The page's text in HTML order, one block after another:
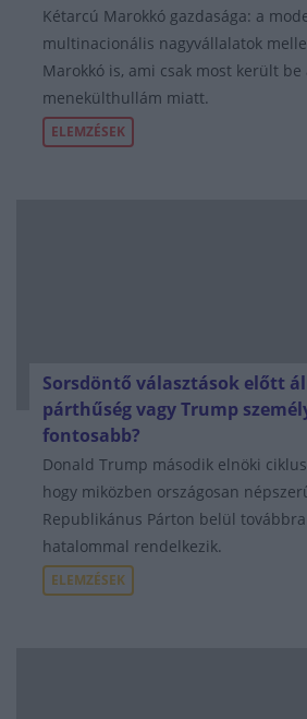
Kétarcú Marokkó gazdasága: a
multinacionális nagyvállalatok
Marokkó is, ami csak most került be
menekülthullám miatt.
ELEMZÉSEK
Sorsdöntő választások előtt
párthűség vagy Trump
fontosabb?
Donald Trump második elnöki
hogy miközben országosan
Republikánus Párton belül
hatalommal rendelkezik.
ELEMZÉSEK